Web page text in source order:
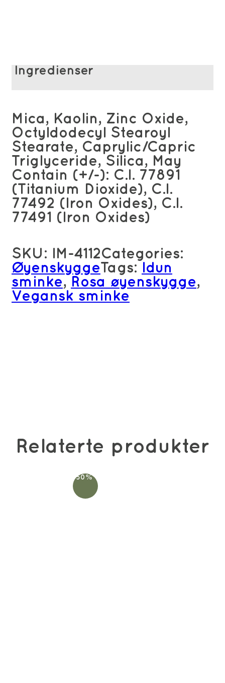
Ingredienser
Mica, Kaolin, Zinc Oxide,
Octyldodecyl Stearoyl
Stearate, Caprylic/Capric
Triglyceride, Silica, May
Contain (+/-): C.I. 77891
(Titanium Dioxide), C.I.
77492 (Iron Oxides), C.I.
77491 (Iron Oxides)
SKU: IM-4112Categories:
ØyenskyggeTags:
Idun
sminke, Rosa øyenskygge,
Vegansk sminke
Relaterte produkter
-50%